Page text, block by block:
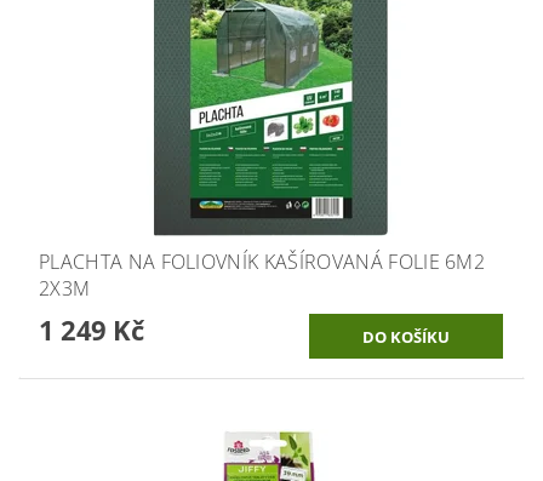
PLACHTA NA FOLIOVNÍK KAŠÍROVANÁ FOLIE 6M2
2X3M
1 249 Kč